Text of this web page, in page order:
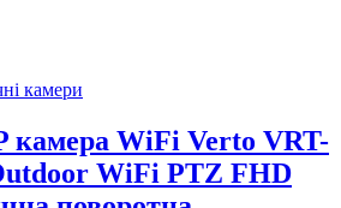
камери
камера WiFi Verto VRT-
WiFi PTZ FHD